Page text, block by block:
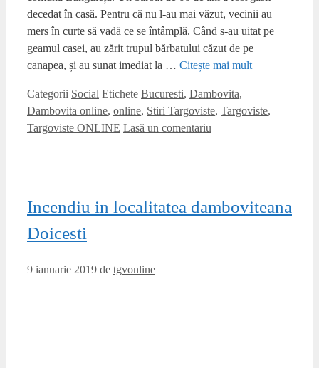
decedat în casă. Pentru că nu l-au mai văzut, vecinii au
mers în curte să vadă ce se întâmplă. Când s-au uitat pe
geamul casei, au zărit trupul bărbatului căzut de pe
canapea, și au sunat imediat la … Citește mai mult
Categorii Social Etichete Bucuresti, Dambovita,
Dambovita online, online, Stiri Targoviste, Targoviste,
Targoviste ONLINE Lasă un comentariu
Incendiu in localitatea damboviteana
Doicesti
9 ianuarie 2019 de tgvonline